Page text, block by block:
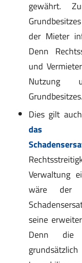
gewährt.
der Mieter
Denn
und
Nutzung
Grundbesitzes.
Dies gilt
das
Verwaltung
wäre der
seine
Denn die